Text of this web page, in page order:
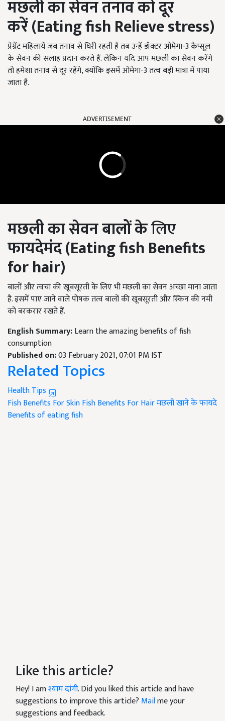
मछली का सेवनतनावकोदूर
करें(Eating fish Relieve stress)
प्रेग्नेंट महिलायें जब तनाव से घिरी रहती है तब उन्हें डॉक्टर ओमेगा-3 कैप्सूल
के सेवन की सलाह प्रदान करते हैं. लेकिन यदि आप मछली का सेवन करेंगे
तो हमेशा तनाव से दूर रहेंगे, क्योंकि इसमें ओमेगा-3 तत्व बड़ी मात्रा में पाया
जाता है.
ADVERTISEMENT
मछली का सेवनबालोंकेलिए
फायदेमंद (Eating fish Benefits
for hair)
बालों और त्वचा की खूबसूरती के लिए भी मछली का सेवन अच्छा माना जाता
है. इसमें पाए जाने वाले पोषक तत्व बालों की खूबसूरती और स्किन की नमी
को बरकरार रखते हैं.
English Summary:Learn the amazing benefits of fish
consumption
Published on:03 February 2021, 07:01 PM IST
Related Topics
Health Tips
Fish Benefits For SkinFish Benefits For Hairमछली खाने के फायदे
Benefits of eating fish
Like this article?
Hey! I amश्याम दांगी. Did you liked this article and have
suggestions to improve this article? Mailme your
suggestions and feedback.